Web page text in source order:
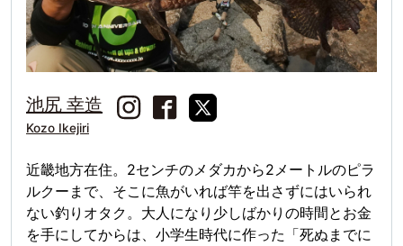
池尻 幸造
Kozo Ikejiri
近畿地方在住。2センチのメダカから2メートルのピラ
ルクーまで、そこに魚がいれば竿を出さずにはいられ
ない釣りオタク。大人になり少しばかりの時間とお金
を手にしてからは、小学生時代に作った「死ぬまでに